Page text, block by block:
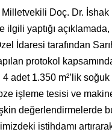
Milletvekili Doç. Dr.
ilgili yaptığı
İdaresi tarafından
protokol
4 adet 1.350 m²’lik
işleme tesisi ve
değerlendirmelerde
istihdamı